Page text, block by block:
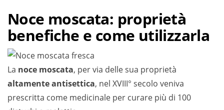
Noce moscata: proprietà
benefiche e come utilizzarla
La noce moscata, per via delle sua proprietà
altamente antisettica, nel XVIII° secolo veniva
prescritta come medicinale per curare più di 100